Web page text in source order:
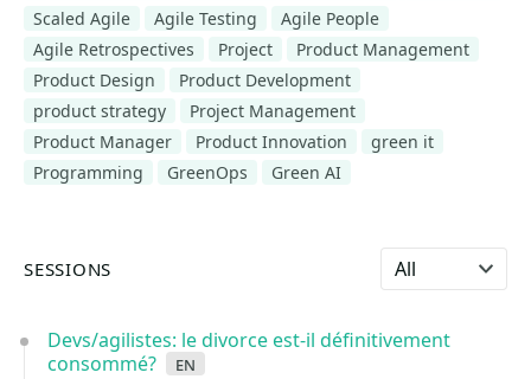
Scaled Agile
Agile Testing
Agile People
Agile Retrospectives
Project
Product Management
Product Design
Product Development
product strategy
Project Management
Product Manager
Product Innovation
green it
Programming
GreenOps Green AI
SESSIONS Select language
Devs/agilistes: le divorce est-il définitivement
consommé?
en